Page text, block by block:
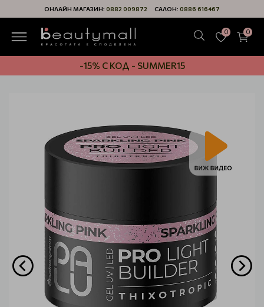
ОНЛАЙН МАГАЗИН: 0882 009872 САЛОН: 0886 616467
0 0
-15% С КОД - SUMMER15